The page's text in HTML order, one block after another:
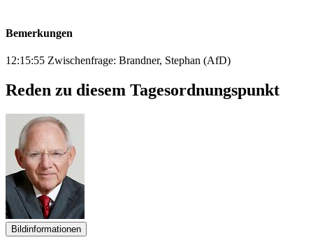
Bemerkungen
12:15:55 Zwischenfrage: Brandner, Stephan (AfD)
Reden zu diesem Tagesordnungspunkt
Bildinformationen